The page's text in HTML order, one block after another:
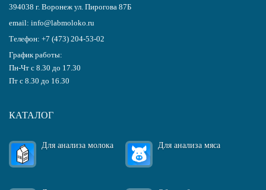
394038 г. Воронеж ул. Пирогова 87Б
email: info@labmoloko.ru
Телефон: +7 (473) 204-53-02
График работы:
Пн-Чт с 8.30 до 17.30
Пт с 8.30 до 16.30
КАТАЛОГ
Для анализа молока Для анализа мяса